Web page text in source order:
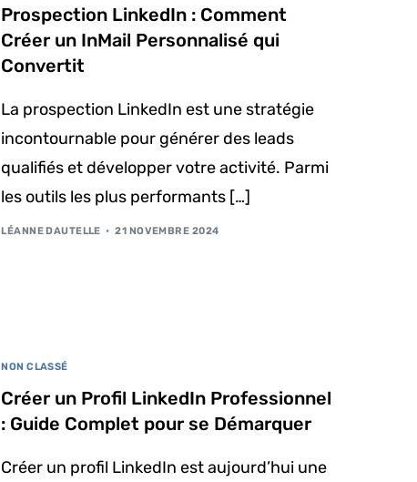
Prospection LinkedIn : Comment
Créer un InMail Personnalisé qui
Convertit
La prospection LinkedIn est une stratégie
incontournable pour générer des leads
qualifiés et développer votre activité. Parmi
les outils les plus performants […]
LÉANNE DAUTELLE 21 NOVEMBRE 2024
NON CLASSÉ
Créer un Profil LinkedIn Professionnel
: Guide Complet pour se Démarquer
Créer un profil LinkedIn est aujourd’hui une